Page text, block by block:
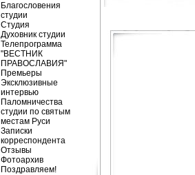
Благословения
студии
Студия
Духовник студии
Телепрограмма
"ВЕСТНИК
ПРАВОСЛАВИЯ"
Премьеры
Эксклюзивные
интервью
Паломничества
студии по святым
местам Руси
Записки
корреспондента
Отзывы
Фотоархив
Поздравляем!